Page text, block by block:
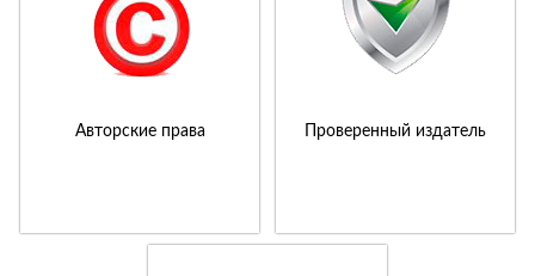
Авторские права Проверенный издатель